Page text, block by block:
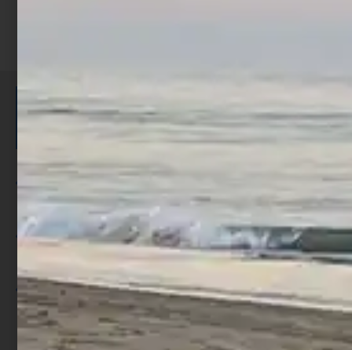
ISCRIVITI E RICEVI 3,50€ DI
SCONTO >
Per ogni acquisto accumuli ulteriori
punti;
Utilizza i punti per ricevere uno
I punti sono indicati nella pagina
prodotto;